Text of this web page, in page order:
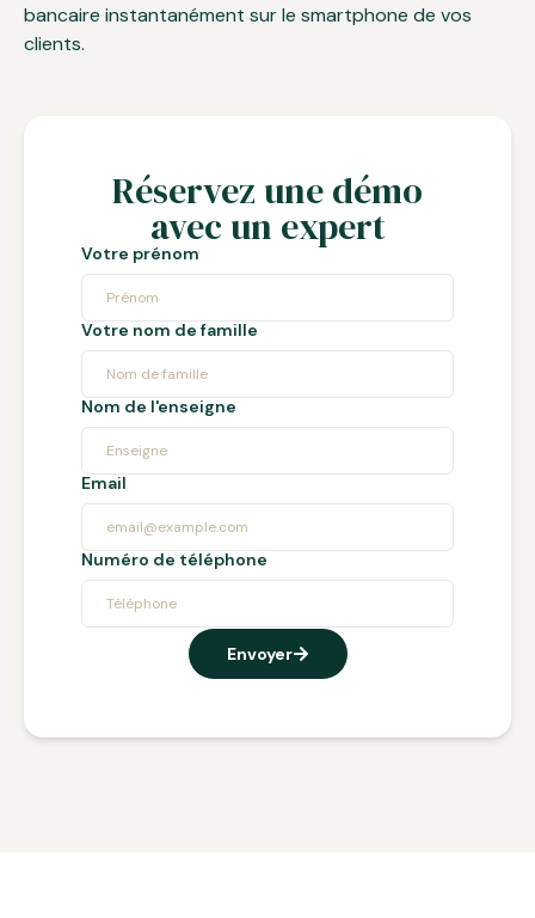
bancaire instantanément sur le smartphone de vos
clients.
Réservez une démo
avec un expert
Votre prénom
Votre nom de famille
Nom de l'enseigne
Email
Numéro de téléphone
Envoyer